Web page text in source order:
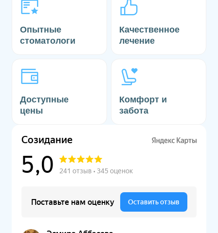
Опытные
стоматологи
Качественное
лечение
Доступные
цены
Комфорт и
забота